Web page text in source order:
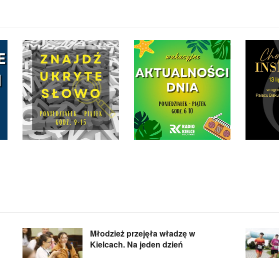
Młodzież przejęła władzę w
Kielcach. Na jeden dzień